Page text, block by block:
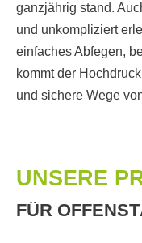
ganzjährig stand.
und unkompliziert
einfaches Abfegen,
kommt der
und sichere Wege
UNSERE
FÜR